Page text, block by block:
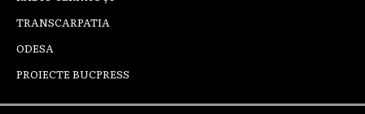
TRANSCARPATIA
ODESA
PROIECTE BUCPRESS